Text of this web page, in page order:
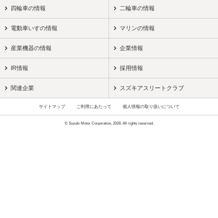
四輪車の情報 二輪車の情報
電動車いすの情報 マリンの情報
産業機器の情報 企業情報
IR情報 採用情報
関連企業 スズキアスリートクラブ
サイトマップ ご利用にあたって 個人情報の取り扱いについて
© Suzuki Motor Corporation, 2026. All rights reserved.